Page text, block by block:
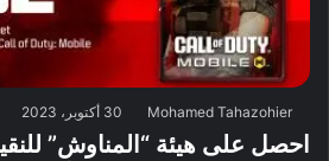
Mohamed Tahazohier 30 أكتوبر، 2023
احصل على هيئة “المناوش”